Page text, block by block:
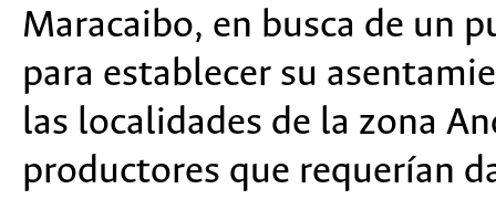
Maracaibo, en busca de un
para establecer su
las localidades de la zona
productores que requerían